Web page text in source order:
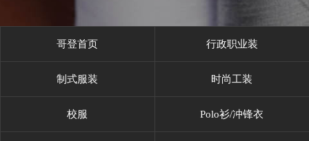
哥登首页 行政职业装
制式服装 时尚工装
校服 Polo衫/冲锋衣